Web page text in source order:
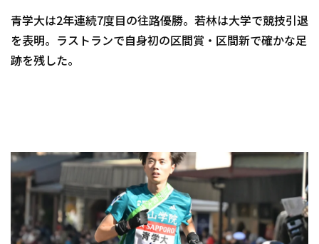
青学大は2年連続7度目の往路優勝。若林は大学で競技引退
を表明。ラストランで自身初の区間賞・区間新で確かな足
跡を残した。